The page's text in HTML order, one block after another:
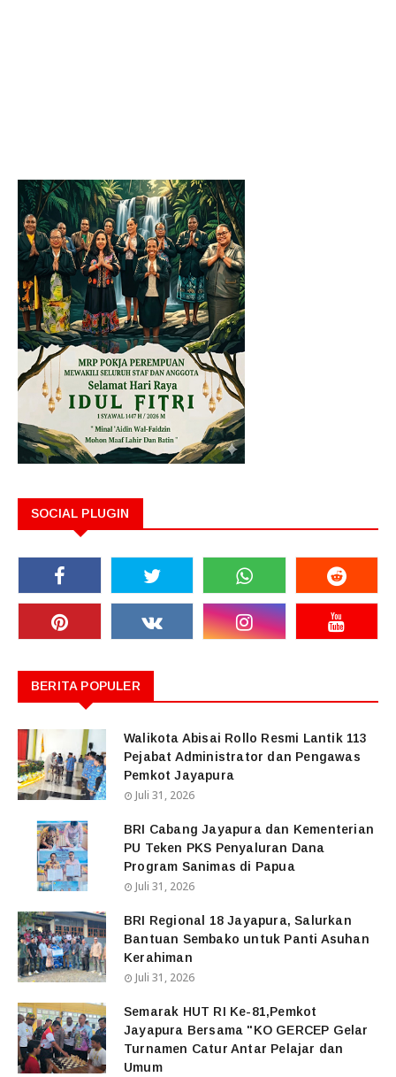
SOCIAL PLUGIN
BERITA POPULER
Walikota Abisai Rollo Resmi Lantik 113
Pejabat Administrator dan Pengawas
Pemkot Jayapura
Juli 31, 2026
BRI Cabang Jayapura dan Kementerian
PU Teken PKS Penyaluran Dana
Program Sanimas di Papua
Juli 31, 2026
BRI Regional 18 Jayapura, Salurkan
Bantuan Sembako untuk Panti Asuhan
Kerahiman
Juli 31, 2026
Semarak HUT RI Ke-81,Pemkot
Jayapura Bersama "KO GERCEP Gelar
Turnamen Catur Antar Pelajar dan
Umum